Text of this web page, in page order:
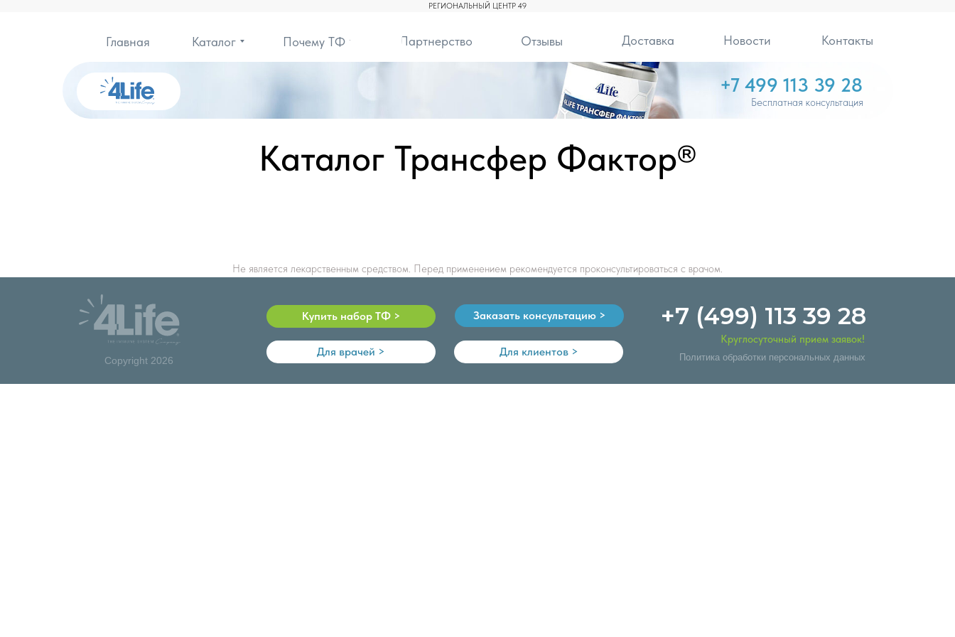
РЕГИОНАЛЬНЫЙ ЦЕНТР 49
Почему ТФ Новости Контакты
Отзывы Доставка
Партнерство
Каталог
Главная
+7 499 113 39 28
Бесплатная консультация
Каталог Трансфер Фактор®
Не является лекарственным средством. Перед применением рекомендуется проконсультироваться с врачом.
Политика обработки персональных данных
Copyright 2026
+7 (499) 113 39 28
Круглосуточный прием заявок!
Заказать консультацию >
Купить набор ТФ >
Для клиентов >
Для врачей >